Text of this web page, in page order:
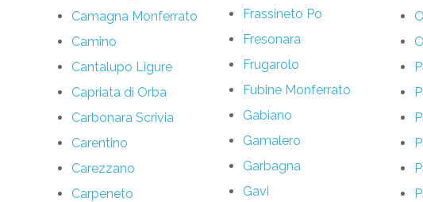
Camagna Monferrato
Camino
Cantalupo Ligure
Capriata di Orba
Carbonara Scrivia
Carentino
Carezzano
Carpeneto
Frassineto Po
Fresonara
Frugarolo
Fubine Monferrato
Gabiano
Gamalero
Garbagna
Gavi